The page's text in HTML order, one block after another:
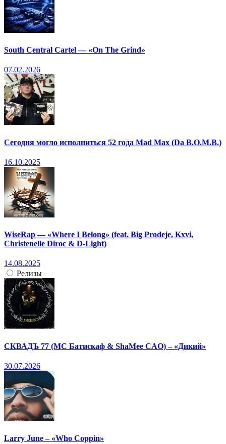
South Central Cartel — «On The Grind»
07.02.2026
Сегодня могло исполниться 52 года Mad Max (Da B.O.M.B.)
16.10.2025
WiseRap — «Where I Belong» (feat. Big Prodeje, Kxvi,
Christenelle Diroc & D-Light)
14.08.2025
Релизы
СКВАДЪ 77 (МС Батискаф & ShaMee CAO) – «Дикий»
30.07.2026
Larry June – «Who Coppin»